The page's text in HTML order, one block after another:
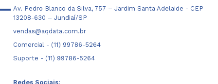
Av. Pedro Blanco da Silva, 757 – Jardim Santa Adelaide - CEP
13208-630 – Jundiaí/SP
vendas@aqdata.com.br
Comercial - (11) 99786-5264
Suporte - (11) 99786-5264
Redes Sociais: